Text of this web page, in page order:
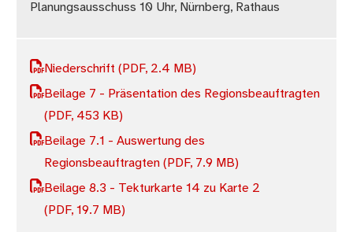
Planungsausschuss 10 Uhr, Nürnberg, Rathaus
Niederschrift(PDF, 2.4 MB)
Beilage 7 - Präsentation des Regionsbeauftragten
(PDF, 453 KB)
Beilage 7.1 - Auswertung des
Regionsbeauftragten(PDF, 7.9 MB)
Beilage 8.3 - Tekturkarte 14 zu Karte 2
(PDF, 19.7 MB)